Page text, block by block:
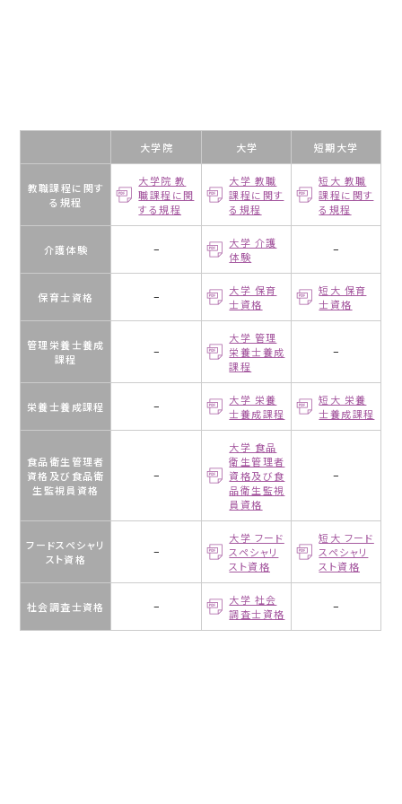
大学院 大学 短期大学
教職課程に関す
る規程
大学院 教
職課程に関
する規程
大学 教職
課程に関す
る規程
短大 教職
課程に関す
る規程
介護体験 −
大学 介護
体験
−
保育士資格 −
大学 保育
士資格
短大 保育
士資格
管理栄養士養成
課程
−
大学 管理
栄養士養成
課程
−
栄養士養成課程 −
大学 栄養
士養成課程
短大 栄養
士養成課程
食品衛生管理者
資格及び食品衛
生監視員資格
−
大学 食品
衛生管理者
資格及び食
品衛生監視
員資格
−
フードスペシャリ
スト資格
−
大学 フード
スペシャリ
スト資格
短大 フード
スペシャリ
スト資格
社会調査士資格 −
大学 社会
調査士資格
−